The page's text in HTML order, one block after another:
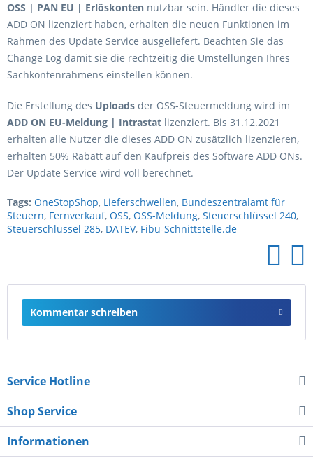
OSS | PAN EU | Erlöskonten nutzbar sein. Händler die dieses
ADD ON lizenziert haben, erhalten die neuen Funktionen im
Rahmen des Update Service ausgeliefert. Beachten Sie das
Change Log damit sie die rechtzeitig die Umstellungen Ihres
Sachkontenrahmens einstellen können.
Die Erstellung des Uploads der OSS-Steuermeldung wird im
ADD ON EU-Meldung | Intrastat lizenziert. Bis 31.12.2021
erhalten alle Nutzer die dieses ADD ON zusätzlich lizenzieren,
erhalten 50% Rabatt auf den Kaufpreis des Software ADD ONs.
Der Update Service wird voll berechnet.
Tags: OneStopShop, Lieferschwellen, Bundeszentralamt für
Steuern, Fernverkauf, OSS, OSS-Meldung, Steuerschlüssel 240,
Steuerschlüssel 285, DATEV, Fibu-Schnittstelle.de
Kommentar schreiben
Service Hotline
Shop Service
Informationen